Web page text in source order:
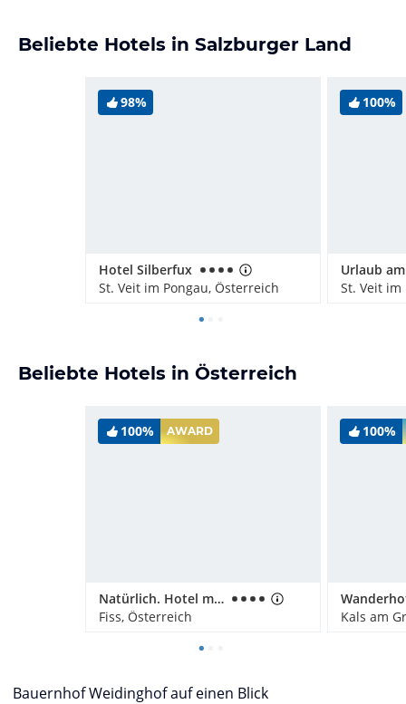
Beliebte Hotels in Salzburger Land
98%
Hotel Silberfux
St. Veit im Pongau, Österreich
100%
St. Veit im
Beliebte Hotels in Österreich
100% AWARD
Natürlich. Hotel mit Charakter
Fiss, Österreich
100%
Kals am
Bauernhof Weidinghof auf einen Blick